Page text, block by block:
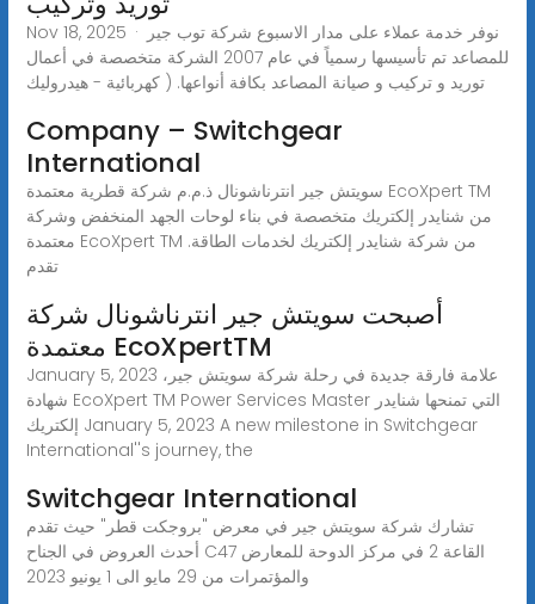
Nov 18, 2025 · نوفر خدمة عملاء على مدار الاسبوع شركة توب جير
للمصاعد تم تأسيسها رسمياً في عام 2007 الشركة متخصصة في أعمال
توريد و تركيب و صيانة المصاعد بكافة أنواعها. ( كهربائية - هيدروليك
Company – Switchgear
International
سويتش جير انترناشونال ذ.م.م شركة قطرية معتمدة EcoXpert TM
من شنايدر إلكتريك متخصصة في بناء لوحات الجهد المنخفض وشركة
معتمدة EcoXpert TM من شركة شنايدر إلكتريك لخدمات الطاقة.
تقدم
أصبحت سويتش جير انترناشونال شركة
معتمدة EcoXpertTM
January 5, 2023 علامة فارقة جديدة في رحلة شركة سويتش جير،
شهادة EcoXpert TM Power Services Master التي تمنحها شنايدر
إلكتريك January 5, 2023 A new milestone in Switchgear
International''s journey, the
Switchgear International
تشارك شركة سويتش جير في معرض "بروجكت قطر" حيث تقدم
أحدث العروض في الجناح C47 القاعة 2 في مركز الدوحة للمعارض
والمؤتمرات من 29 مايو الى 1 يونيو 2023